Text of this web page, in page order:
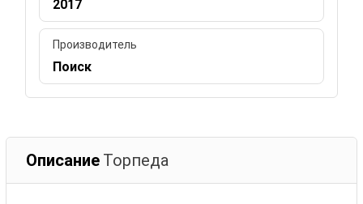
2017
Производитель
Поиск
Описание Торпеда